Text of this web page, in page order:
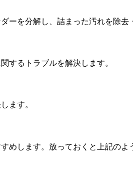
ーを分解し、詰まった汚れを除去
するトラブルを解決します。
ます。
します。放っておくと上記のよ